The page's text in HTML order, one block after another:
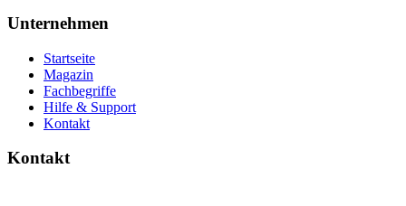
Unternehmen
Startseite
Magazin
Fachbegriffe
Hilfe & Support
Kontakt
Kontakt